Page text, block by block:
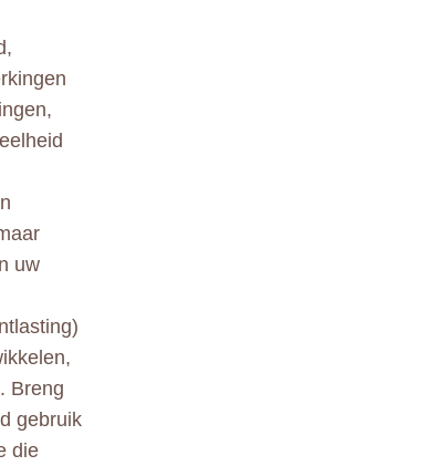
uw
Breng
gebruik
die